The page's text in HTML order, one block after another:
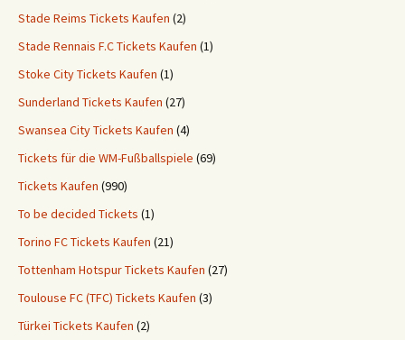
Stade Reims Tickets Kaufen (2)
Stade Rennais F.C Tickets Kaufen (1)
Stoke City Tickets Kaufen (1)
Sunderland Tickets Kaufen (27)
Swansea City Tickets Kaufen (4)
Tickets für die WM-Fußballspiele (69)
Tickets Kaufen (990)
To be decided Tickets (1)
Torino FC Tickets Kaufen (21)
Tottenham Hotspur Tickets Kaufen (27)
Toulouse FC (TFC) Tickets Kaufen (3)
Türkei Tickets Kaufen (2)